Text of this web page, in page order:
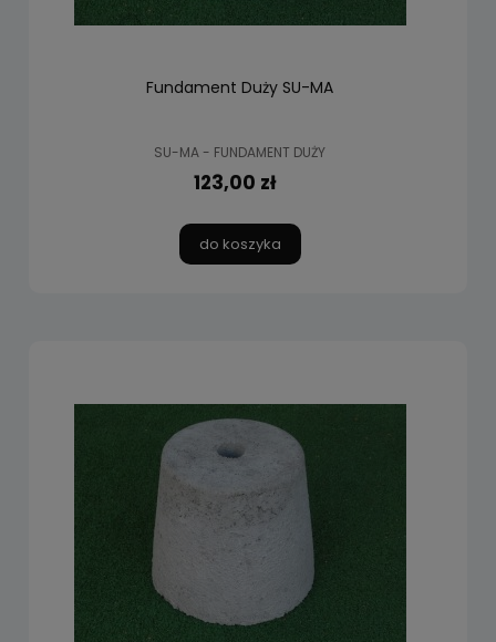
Fundament Duży SU-MA
SU-MA - FUNDAMENT DUŻY
123,00 zł
do koszyka